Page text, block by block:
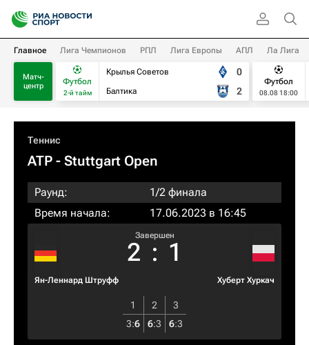
Главное Лига Чемпионов РПЛ Лига Европы АПЛ Ла Лига
Матч-
центр
Футбол
2-й тайм
Крылья Советов
Балтика
0
2
Футбол
08.08 18:00
Теннис
ATP - Stuttgart Open
Раунд:
1/2 финала
Время начала:
17.06.2023 в 16:45
Ян-Леннард Штруфф
Завершен
2 : 1
Хуберт Хуркач
1 2
3
3:6 6:3 6:3